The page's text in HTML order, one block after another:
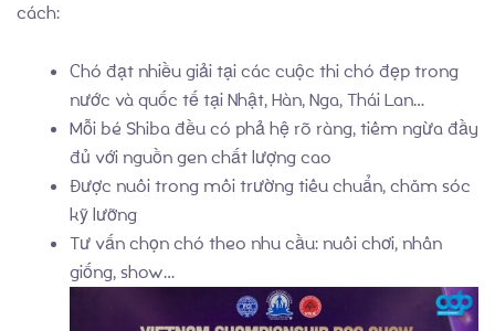
cách:
Chó đạt nhiều giải tại các cuộc thi chó đẹp trong
nước và quốc tế tại Nhật, Hàn, Nga, Thái Lan…
Mỗi bé Shiba đều có phả hệ rõ ràng, tiêm ngừa đầy
đủ với nguồn gen chất lượng cao
Được nuôi trong môi trường tiêu chuẩn, chăm sóc
kỹ lưỡng
Tư vấn chọn chó theo nhu cầu: nuôi chơi, nhân
giống, show…